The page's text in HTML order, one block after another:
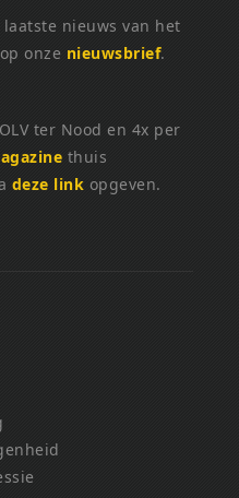
nieuws van het
onze nieuwsbrief.
ter Nood en 4x per
thuis
deze link opgeven.